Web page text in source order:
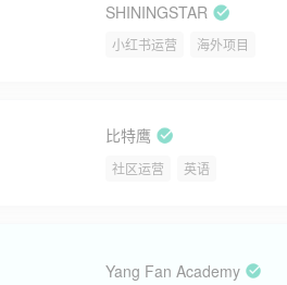
SHININGSTAR
小红书运营 海外项目
比特鹰
社区运营 英语
Yang Fan Academy